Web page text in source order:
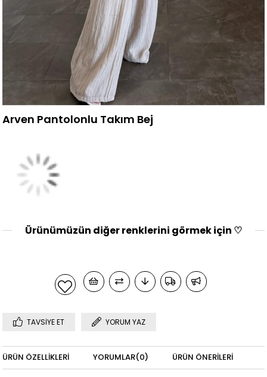
Arven Pantolonlu Takım Bej
Ürünümüzün diğer renklerini görmek için ♡
TAVSIYE ET YORUM YAZ
ÜRÜN ÖZELLIKLERI YORUMLAR(0) ÜRÜN ÖNERILERI